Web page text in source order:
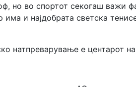
но во спортот секогаш важи
и најдобрата светска
натпреварување е центарот на